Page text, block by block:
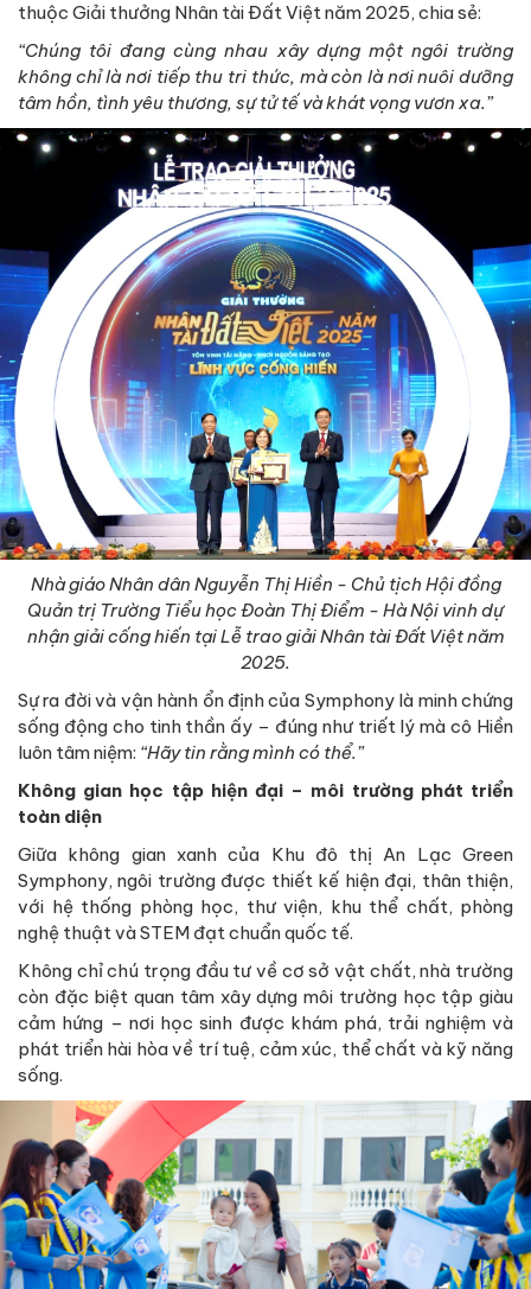
thuộc Giải thưởng Nhân tài Đất Việt năm 2025, chia sẻ:
“Chúng tôi đang cùng nhau xây dựng một ngôi trường
không chỉ là nơi tiếp thu tri thức, mà còn là nơi nuôi dưỡng
tâm hồn, tình yêu thương, sự tử tế và khát vọng vươn xa.”
Nhà giáo Nhân dân Nguyễn Thị Hiền - Chủ tịch Hội đồng
Quản trị Trường Tiểu học Đoàn Thị Điểm - Hà Nội vinh dự
nhận giải cống hiến tại Lễ trao giải Nhân tài Đất Việt năm
2025.
Sự ra đời và vận hành ổn định của Symphony là minh chứng
sống động cho tinh thần ấy – đúng như triết lý mà cô Hiền
luôn tâm niệm: “Hãy tin rằng mình có thể.”
Không gian học tập hiện đại – môi trường phát triển
toàn diện
Giữa không gian xanh của Khu đô thị An Lạc Green
Symphony, ngôi trường được thiết kế hiện đại, thân thiện,
với hệ thống phòng học, thư viện, khu thể chất, phòng
nghệ thuật và STEM đạt chuẩn quốc tế.
Không chỉ chú trọng đầu tư về cơ sở vật chất, nhà trường
còn đặc biệt quan tâm xây dựng môi trường học tập giàu
cảm hứng – nơi học sinh được khám phá, trải nghiệm và
phát triển hài hòa về trí tuệ, cảm xúc, thể chất và kỹ năng
sống.